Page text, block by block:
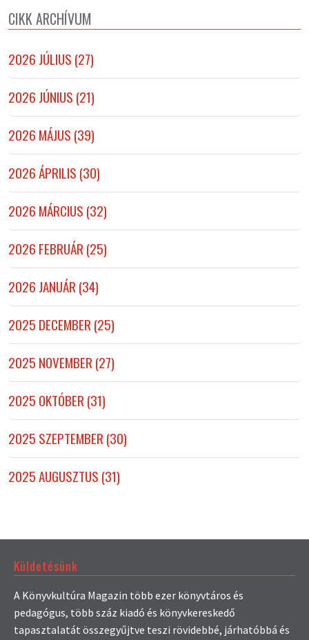
CIKK ARCHÍVUM
2026 JÚLIUS (27)
2026 JÚNIUS (21)
2026 MÁJUS (39)
2026 ÁPRILIS (30)
2026 MÁRCIUS (32)
2026 FEBRUÁR (25)
2026 JANUÁR (34)
2025 DECEMBER (25)
2025 NOVEMBER (27)
2025 OKTÓBER (31)
2025 SZEPTEMBER (30)
2025 AUGUSZTUS (31)
Küldetésünk
A Könyvkultúra Magazin több ezer könyvtáros és
pedagógus, több száz kiadó és könyvkereskedő
tapasztalatát összegyűjtve teszi rövidebbé, járhatóbbá és